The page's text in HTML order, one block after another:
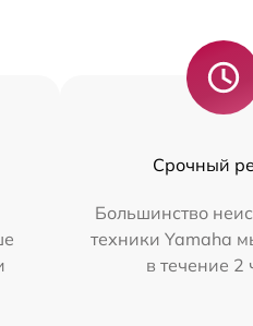
Срочный
Большинство
техники Yamaha
в течение 2